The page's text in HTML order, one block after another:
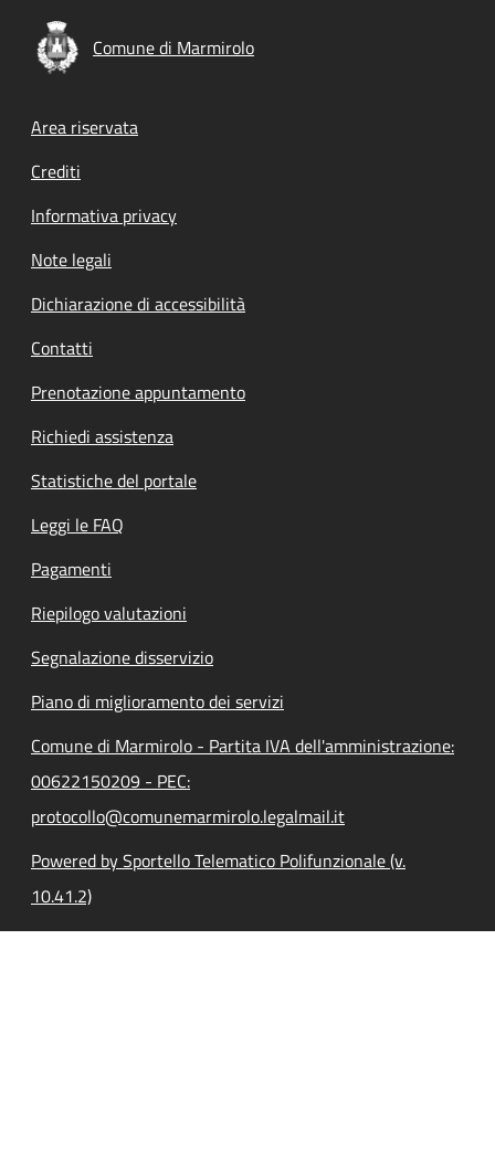
Comune di Marmirolo
Footer menu
Area riservata
Crediti
Informativa privacy
Note legali
Dichiarazione di accessibilità
Contatti
Prenotazione appuntamento
Richiedi assistenza
Statistiche del portale
Leggi le FAQ
Pagamenti
Riepilogo valutazioni
Segnalazione disservizio
Piano di miglioramento dei servizi
Comune di Marmirolo - Partita IVA dell'amministrazione:
00622150209 - PEC:
protocollo@comunemarmirolo.legalmail.it
Powered by Sportello Telematico Polifunzionale (v.
10.41.2)